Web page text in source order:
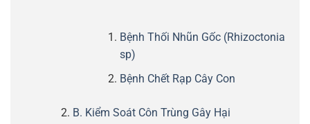
Bệnh Thối Nhũn Gốc (Rhizoctonia
sp)
Bệnh Chết Rạp Cây Con
B. Kiểm Soát Côn Trùng Gây Hại